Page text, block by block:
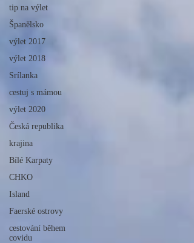
tip na výlet
Španělsko
výlet 2017
výlet 2018
Srílanka
cestuj s mámou
výlet 2020
Česká republika
krajina
Bílé Karpaty
CHKO
Island
Faerské ostrovy
cestování během
covidu